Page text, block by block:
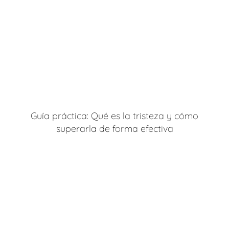
Guía práctica: Qué es la tristeza y cómo
superarla de forma efectiva